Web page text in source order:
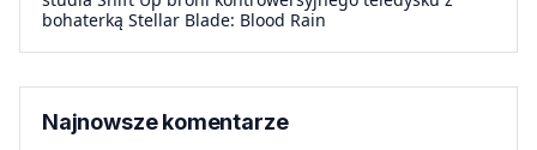
bohaterką Stellar Blade: Blood Rain
Najnowsze komentarze